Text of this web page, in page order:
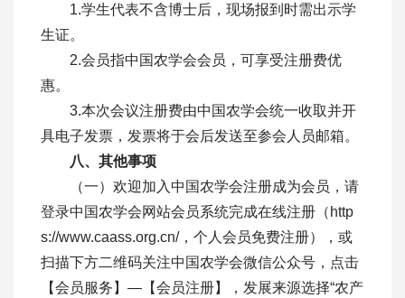
1.学生代表不含博士后，现场报到时需出示学
生证。
2.会员指中国农学会会员，可享受注册费优
惠。
3.本次会议注册费由中国农学会统一收取并开
具电子发票，发票将于会后发送至参会人员邮箱。
八、其他事项
（一）欢迎加入中国农学会注册成为会员，请
登录中国农学会网站会员系统完成在线注册（ http
s://www.caass.org.cn/，个人会员免费注册），或
扫描下方二维码关注中国农学会微信公众号，点击
【会员服务】—【会员注册】，发展来源选择“农产